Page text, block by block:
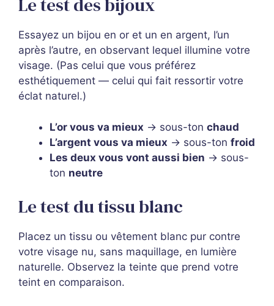
Le test des bijoux
Essayez un bijou en or et un en argent, l’un
après l’autre, en observant lequel illumine votre
visage. (Pas celui que vous préférez
esthétiquement — celui qui fait ressortir votre
éclat naturel.)
L’or vous va mieux → sous-ton chaud
L’argent vous va mieux → sous-ton froid
Les deux vous vont aussi bien → sous-
ton neutre
Le test du tissu blanc
Placez un tissu ou vêtement blanc pur contre
votre visage nu, sans maquillage, en lumière
naturelle. Observez la teinte que prend votre
teint en comparaison.